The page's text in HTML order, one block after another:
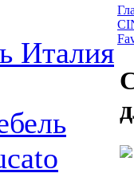
Италия